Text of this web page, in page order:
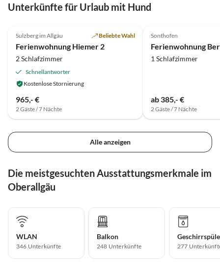
Unterkünfte für Urlaub mit Hund
Sulzberg im Allgäu Beliebte Wahl
Ferienwohnung Hiemer 2
2 Schlafzimmer
Schnellantworter
Kostenlose Stornierung
965,- €
2 Gäste / 7 Nächte
Sonthofen
Ferienwohnung
1 Schlafzimmer
ab 385,- €
2 Gäste / 7 Nächte
Alle anzeigen
Die meistgesuchten Ausstattungsmerkmale im
Oberallgäu
WLAN
346 Unterkünfte
Balkon
248 Unterkünfte 277